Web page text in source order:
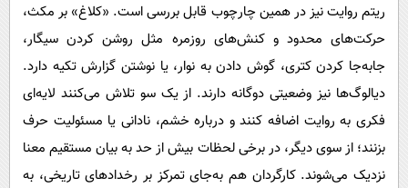
حیات وحش
سیاست خارجی
ریتم روایت نیز در همین چارچوب قابل بررسی است. «کلاغ» بر مکث،
حرکت‌های محدود و کنش‌های روزمره مثل روشن کردن سیگار،
جابه‌جا کردن کتری، گوش دادن به نوار، یا نوشتن گزارش تکیه دارد.
دیالوگ‌ها نیز وضعیتی دوگانه دارند. از یک سو تلاش می‌کنند لایه‌ای
فکری به روایت اضافه کنند و درباره‌ خشم، نادانی یا مسئولیت حرف
بزنند؛ از سوی دیگر، در برخی لحظات بیش از حد به بیان مستقیم معنا
نزدیک می‌شوند. کارگردان هم به‌جای تمرکز بر رخدادهای تاریخی، به